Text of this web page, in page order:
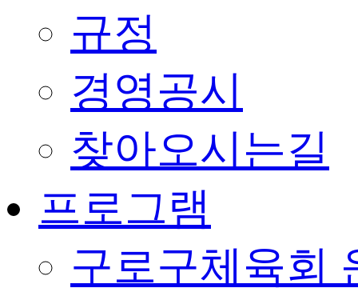
규정
경영공시
찾아오시는길
프로그램
구로구체육회